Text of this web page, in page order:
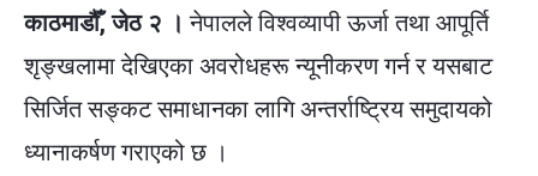
काठमाडौँ, जेठ २ ।नेपालले विश्वव्यापी ऊर्जा तथा आपूर्ति
शृङ्खलामा देखिएका अवरोधहरू न्यूनीकरण गर्न र यसबाट
सिर्जित सङ्कट समाधानका लागि अन्तर्राष्ट्रिय समुदायको
ध्यानाकर्षण गराएको छ ।